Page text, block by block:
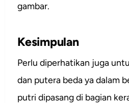
gambar.
Kesimpulan
Perlu diperhatikan juga
dan putera beda ya dalam
putri dipasang di bagian